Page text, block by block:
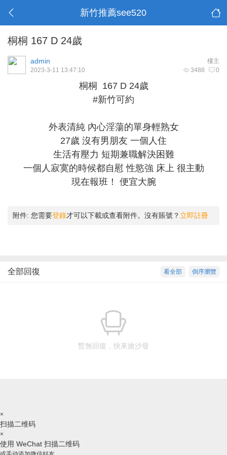
新竹推薦see520
桐桐 167 D 24歲
樓主
admin
3488 0
2023-3-11 13:47:10
桐桐 167 D 24歲
#新竹可約
外表清純 內心淫蕩的單身輕熟女
27歲 沒有男朋友 一個人住
生活有壓力 短期兼職解決困難
一個人寂寞的時候都自慰 性慾強 床上 很主動
現在報班！ 便宜大腕
附件: 您需要登錄才可以下載或查看附件。沒有賬號？ 立即註冊
倒序瀏覽
看全部
全部回復
暫無回復，快來搶沙發
×
扫描二维码
×
使用 WeChat 扫描二维码